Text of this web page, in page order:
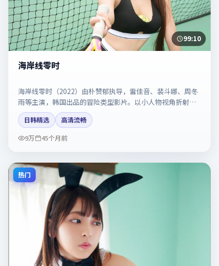
99:10
海岸线零时
海岸线零时（2022）由朴赞郁执导，雷佳音、裴斗娜、周冬
雨等主演，韩国出品的冒险类型影片。以小人物视角折射时
代切片。剧情简介与主创信息可供检索参考，上映日期以片
方资料为准。
日韩精选
高清流畅
9万
45个月前
热门